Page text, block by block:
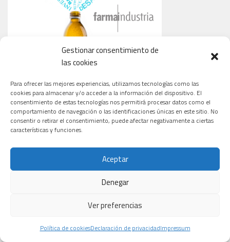
Gestionar consentimiento de
las cookies
Para ofrecer las mejores experiencias, utilizamos tecnologías como las
cookies para almacenar y/o acceder a la información del dispositivo. El
consentimiento de estas tecnologías nos permitirá procesar datos como el
comportamiento de navegación o las identificaciones únicas en este sitio. No
consentir o retirar el consentimiento, puede afectar negativamente a ciertas
características y funciones.
Aceptar
Denegar
Ver preferencias
Política de cookiesDeclaración de privacidadImpressum
con omega-3
ONCOLOGÍA
El revolucionario
fármaco para
Biotech,
biotecnología